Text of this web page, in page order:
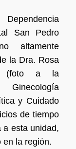
San Pedro
altamente
la Dra. Rosa
(foto a la
y Cuidado
de tiempo
a esta unidad,
en la región.